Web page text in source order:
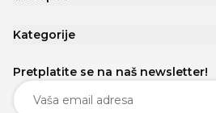
Kategorije
Pretplatite se na naš newsletter!